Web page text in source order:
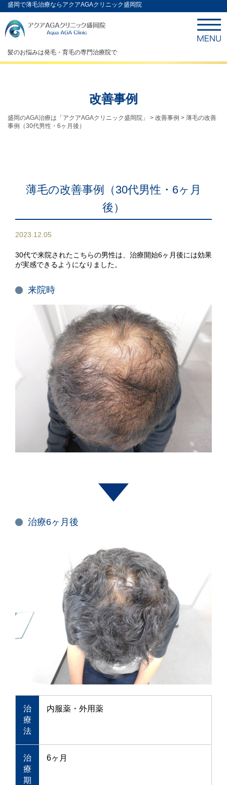
盛岡で薄毛治療ならアクアAGAクリニック盛岡院
髪のお悩みは発毛・育毛の専門治療院で
改善事例
盛岡のAGA治療は「アクアAGAクリニック盛岡院」 > 改善事例 > 薄毛の改善
事例（30代男性・6ヶ月後）
薄毛の改善事例（30代男性・6ヶ月
後）
2023.12.05
30代で来院されたこちらの男性は、治療開始6ヶ月後には効果
が実感できるようになりました。
来院時
治療6ヶ月後
治
療
法
内服薬・外用薬
治
療
期
6ヶ月